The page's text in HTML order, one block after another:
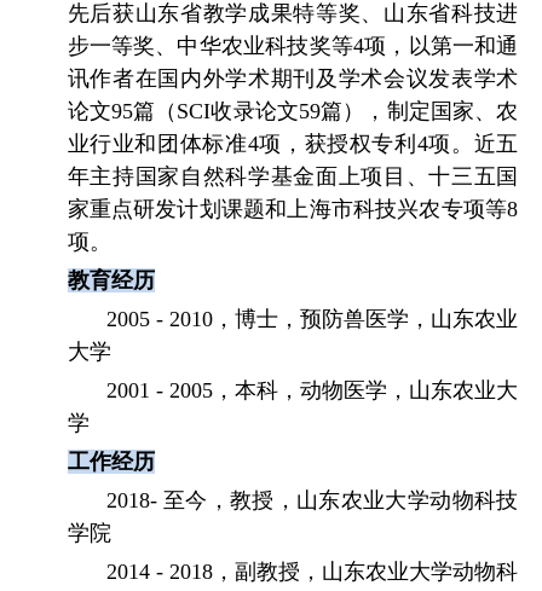
先后获山东省教学成果特等奖、山东省科技进
步一等奖、中华农业科技奖等4项，以第一和通
讯作者在国内外学术期刊及学术会议发表学术
论文95篇（ SCI收录论文59篇），制定国家、农
业行业和团体标准4项，获授权专利 4项。近五
年主持国家自然科学基金面上项目、十三五国
家重点研发计划课题和上海市科技兴农专项等8
项。
教育经历
2005 - 2010，博士，预防兽医学，山东农业
大学
2001 - 2005，本科，动物医学，山东农业大
学
工作经历
2018- 至今，教授，山东农业大学动物科技
学院
2014 - 2018，副教授，山东农业大学动物科